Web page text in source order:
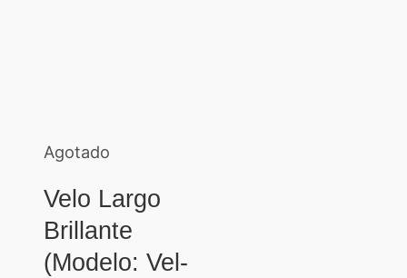
Agotado
Velo Largo
Brillante
(Modelo: Vel-